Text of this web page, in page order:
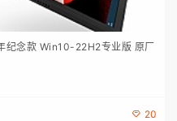
念款 Win10-22H2专业版 原厂
20